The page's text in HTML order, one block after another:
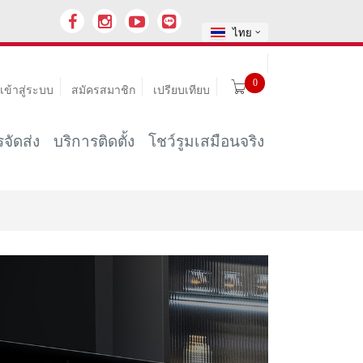
ไทย
เข้าสู่ระบบ สมัครสมาชิก เปรียบเทียบ
0
จัดส่ง บริการติดตั้ง โชว์รูมเสมือนจริง